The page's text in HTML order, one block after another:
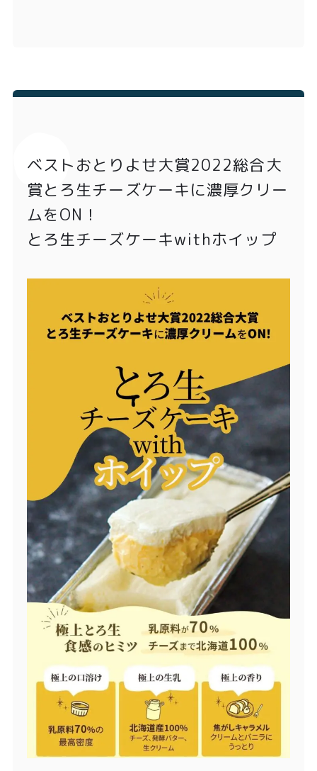
ベストおとりよせ大賞2022総合大
賞とろ生チーズケーキに濃厚クリー
ムをON！
とろ生チーズケーキwithホイップ